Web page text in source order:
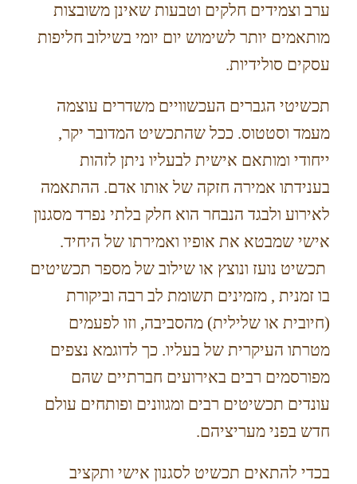
ערב וצמידים חלקים וטבעות שאינן משובצות
מותאמים יותר לשימוש יום יומי בשילוב חליפות
עסקים סולידיות.
תכשיטי הגברים העכשוויים משדרים עוצמה
מעמד וסטטוס. ככל שהתכשיט המדובר יקר,
ייחודי ומותאם אישית לבעליו ניתן לזהות
בענידתו אמירה חזקה של אותו אדם. ההתאמה
לאירוע ולבגד הנבחר הוא חלק בלתי נפרד מסגנון
אישי שמבטא את אופיו ואמירתו של היחיד.
תכשיט נועז ונוצץ או שילוב של מספר תכשיטים
בו זמנית , מזמינים תשומת לב רבה וביקורת
(חיובית או שלילית) מהסביבה, וזו לפעמים
מטרתו העיקרית של בעליו. כך לדוגמא נצפים
מפורסמים רבים באירועים חברתיים שהם
עונדים תכשיטים רבים ומגוונים ופותחים עולם
חדש בפני מעריציהם.
בכדי להתאים תכשיט לסגנון אישי ותקציב